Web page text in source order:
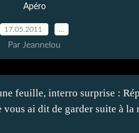
Apéro
17.05.2011
Par Jeannelou
feuille, interro surprise :
ai dit de garder suite à la